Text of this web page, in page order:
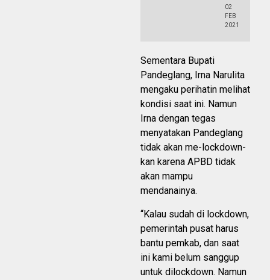
02
FEB
2021
Sementara Bupati
Pandeglang, Irna Narulita
mengaku perihatin melihat
kondisi saat ini. Namun
Irna dengan tegas
menyatakan Pandeglang
tidak akan me-lockdown-
kan karena APBD tidak
akan mampu
mendanainya.
“Kalau sudah di lockdown,
pemerintah pusat harus
bantu pemkab, dan saat
ini kami belum sanggup
untuk dilockdown. Namun